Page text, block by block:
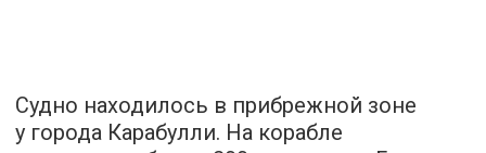
Судно находилось в прибрежной зоне
у города Карабулли. На корабле